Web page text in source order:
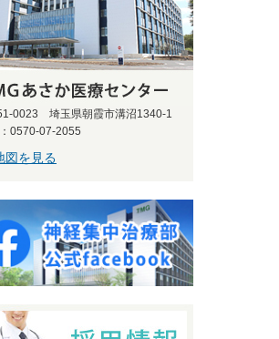
0023 埼玉県朝霞市溝沼1340-1
0570-07-2055
図を見る